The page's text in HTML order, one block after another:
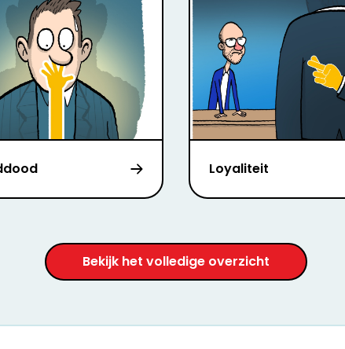
Loyaliteit
Bekijk het volledige overzicht